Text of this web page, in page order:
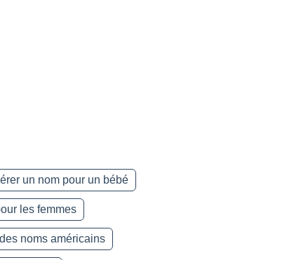
un nom pour un bébé
les femmes
noms américains